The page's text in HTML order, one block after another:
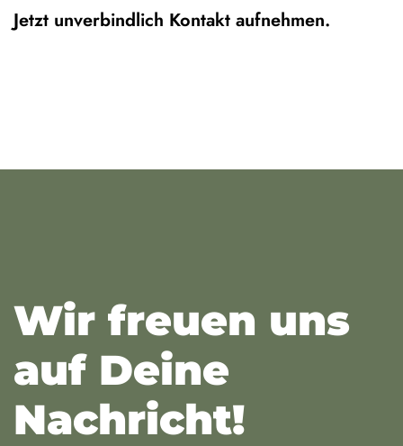
Jetzt unverbindlich Kontakt aufnehmen.
Wir freuen uns
auf Deine
Nachricht!